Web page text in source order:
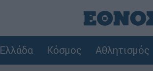
Ελλάδα Κόσμος Αθλητισμός